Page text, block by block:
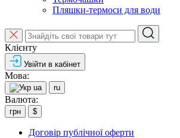
Пляшки-термоси для води
Клієнту
Увійти в кабінет
Мова:
ua ru
Валюта:
грн $
Договір публічної оферти